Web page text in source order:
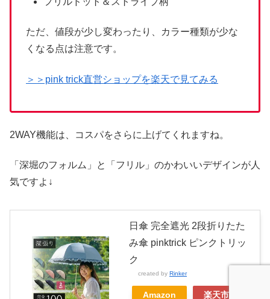
ただ、値段が少し変わったり、カラー種類が少な
くなる点は注意です。
＞＞pink trick直営ショップを楽天で見てみる
2WAY機能は、コスパをさらに上げてくれますね。
「深堀のフォルム」と「フリル」のかわいいデザインが人
気ですよ↓
日傘 完全遮光 2段折りたた
み傘 pinktrick ピンクトリッ
ク
created by Rinker
Amazon 楽天市場